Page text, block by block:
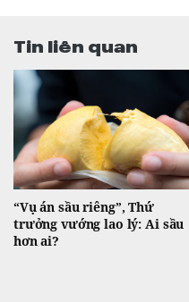
Tin liên quan
“Vụ án sầu riêng”, Thứ
trưởng vướng lao lý: Ai sầu
hơn ai?